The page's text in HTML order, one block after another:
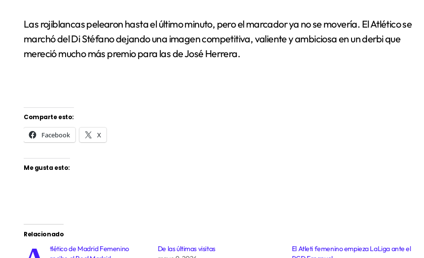
Las rojiblancas pelearon hasta el último minuto, pero el marcador ya no se movería. El Atlético se
marchó del Di Stéfano dejando una imagen competitiva, valiente y ambiciosa en un derbi que
mereció mucho más premio para las de José Herrera.
Comparte esto:
Facebook X
Me gusta esto:
Relacionado
tlético de Madrid Femenino
De las últimas visitas
El Atleti femenino empieza LaLiga ante el